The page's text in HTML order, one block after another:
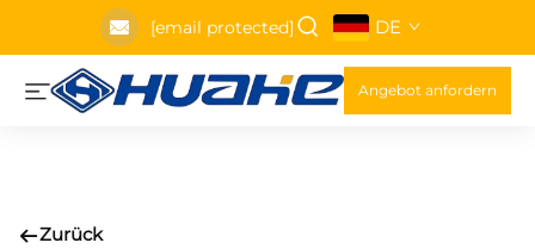
[email protected] DE
Angebot anfordern
Zurück